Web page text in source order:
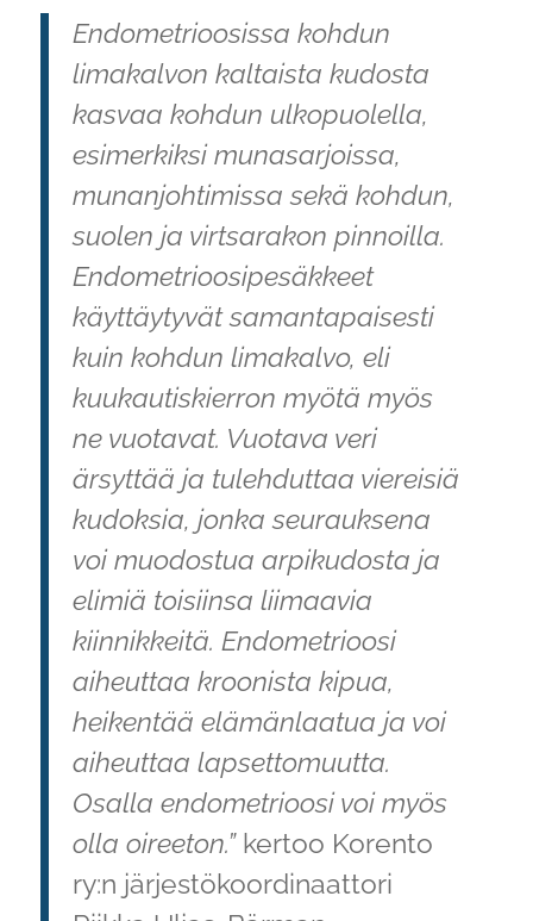
Endometrioosissa kohdun
limakalvon kaltaista kudosta
kasvaa kohdun ulkopuolella,
esimerkiksi munasarjoissa,
munanjohtimissa sekä kohdun,
suolen ja virtsarakon pinnoilla.
Endometrioosipesäkkeet
käyttäytyvät samantapaisesti
kuin kohdun limakalvo, eli
kuukautiskierron myötä myös
ne vuotavat. Vuotava veri
ärsyttää ja tulehduttaa viereisiä
kudoksia, jonka seurauksena
voi muodostua arpikudosta ja
elimiä toisiinsa liimaavia
kiinnikkeitä. Endometrioosi
aiheuttaa kroonista kipua,
heikentää elämänlaatua ja voi
aiheuttaa lapsettomuutta.
Osalla endometrioosi voi myös
olla oireeton.”kertoo Korento
ry:n järjestökoordinaattori